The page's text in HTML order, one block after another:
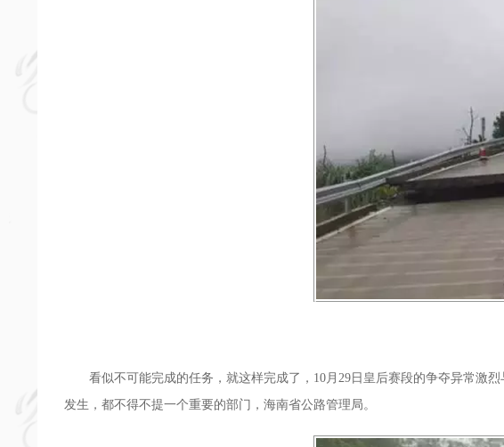
看似不可能完成的任务，就这样完成了，10月29日皇后赛段的争夺异常激烈
发生，都不得不提一个重要的部门，海南省公路管理局。